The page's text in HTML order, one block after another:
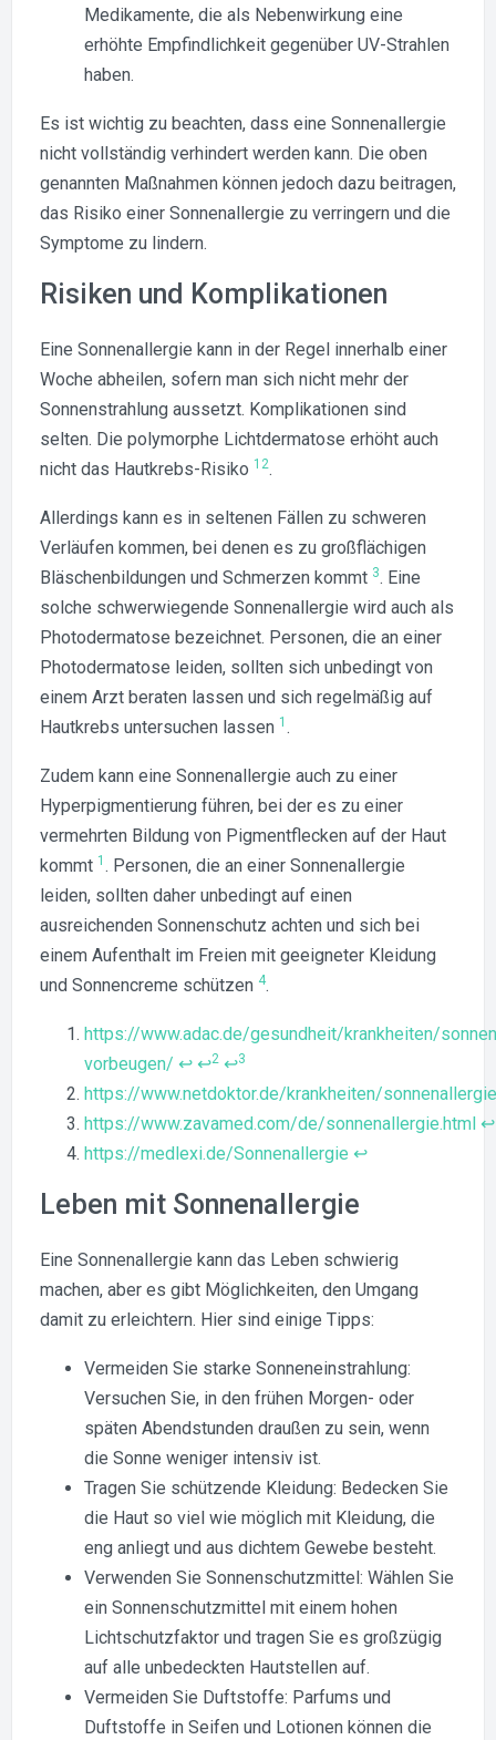
Medikamente, die als Nebenwirkung eine
erhöhte Empfindlichkeit gegenüber UV-Strahlen
haben.
Es ist wichtig zu beachten, dass eine Sonnenallergie
nicht vollständig verhindert werden kann. Die oben
genannten Maßnahmen können jedoch dazu beitragen,
das Risiko einer Sonnenallergie zu verringern und die
Symptome zu lindern.
Risiken und Komplikationen
Eine Sonnenallergie kann in der Regel innerhalb einer
Woche abheilen, sofern man sich nicht mehr der
Sonnenstrahlung aussetzt. Komplikationen sind
selten. Die polymorphe Lichtdermatose erhöht auch
nicht das Hautkrebs-Risiko 1 2.
Allerdings kann es in seltenen Fällen zu schweren
Verläufen kommen, bei denen es zu großflächigen
Bläschenbildungen und Schmerzen kommt 3. Eine
solche schwerwiegende Sonnenallergie wird auch als
Photodermatose bezeichnet. Personen, die an einer
Photodermatose leiden, sollten sich unbedingt von
einem Arzt beraten lassen und sich regelmäßig auf
Hautkrebs untersuchen lassen 1 .
Zudem kann eine Sonnenallergie auch zu einer
Hyperpigmentierung führen, bei der es zu einer
vermehrten Bildung von Pigmentflecken auf der Haut
kommt 1 . Personen, die an einer Sonnenallergie
leiden, sollten daher unbedingt auf einen
ausreichenden Sonnenschutz achten und sich bei
einem Aufenthalt im Freien mit geeigneter Kleidung
und Sonnencreme schützen 4.
Footnotes
https://www.adac.de/gesundheit/krankheiten/
vorbeugen/ ↩ ↩2 ↩3
https://www.netdoktor.de/krankheiten/
https://www.zavamed.com/de/sonnenallergie.html ↩
https://medlexi.de/Sonnenallergie ↩
Leben mit Sonnenallergie
Eine Sonnenallergie kann das Leben schwierig
machen, aber es gibt Möglichkeiten, den Umgang
damit zu erleichtern. Hier sind einige Tipps:
Vermeiden Sie starke Sonneneinstrahlung:
Versuchen Sie, in den frühen Morgen- oder
späten Abendstunden draußen zu sein, wenn
die Sonne weniger intensiv ist.
Tragen Sie schützende Kleidung: Bedecken Sie
die Haut so viel wie möglich mit Kleidung, die
eng anliegt und aus dichtem Gewebe besteht.
Verwenden Sie Sonnenschutzmittel: Wählen Sie
ein Sonnenschutzmittel mit einem hohen
Lichtschutzfaktor und tragen Sie es großzügig
auf alle unbedeckten Hautstellen auf.
Vermeiden Sie Duftstoffe: Parfums und
Duftstoffe in Seifen und Lotionen können die